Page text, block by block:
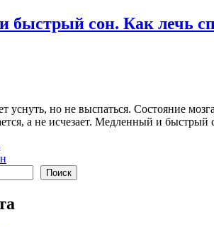
быстрый сон. Как лечь
уснуть, но не выспаться. Состояние
а не исчезает. Медленный и быстрый
Поиск